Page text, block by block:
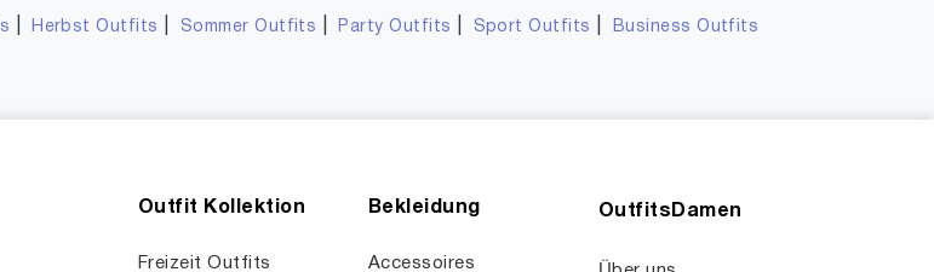
Herbst Outfits Sommer Outfits Party Outfits Sport Outfits Business Outfits
Outfit Kollektion
Freizeit Outfits
Bekleidung
Accessoires
OutfitsDamen